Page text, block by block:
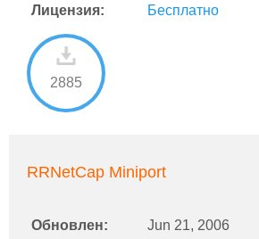
Лицензия: Бесплатно
2885
RRNetCap Miniport
Обновлен: Jun 21, 2006